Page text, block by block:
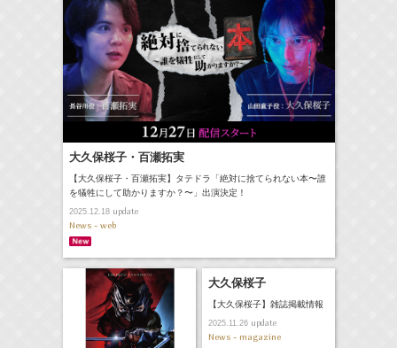
大久保桜子・百瀬拓実
【大久保桜子・百瀬拓実】タテドラ「絶対に捨てられない本〜誰
を犠牲にして助かりますか？〜」出演決定！
2025.12.18update
News - web
大久保桜子
【大久保桜子】雑誌掲載情報
2025.11.26update
News - magazine